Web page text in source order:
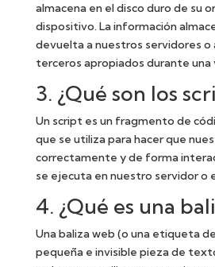
almacena en el disco duro de su
dispositivo. La información
devuelta a nuestros servidores o
terceros apropiados durante una
3. ¿Qué son los
Un script es un fragmento de
que se utiliza para hacer que
correctamente y de forma
se ejecuta en nuestro servidor o
4. ¿Qué es una
Una baliza web (o una etiqueta
pequeña e invisible pieza de